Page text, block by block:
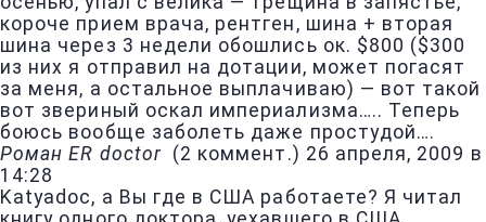
короче прием врача, рентген, шина + вторая
шина через 3 недели обошлись ок. $800 ($300
из них я отправил на дотации, может погасят
за меня, а остальное выплачиваю) — вот такой
вот звериный оскал империализма….. Теперь
боюсь вообще заболеть даже простудой….
Роман ER doctor(2 коммент.) 26 апреля, 2009 в
14:28
Katyadoc, а Вы где в США работаете? Я читал